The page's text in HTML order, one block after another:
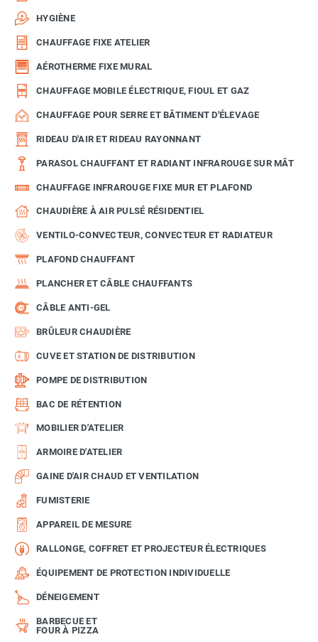
HYGIÈNE
CHAUFFAGE FIXE ATELIER
AÉROTHERME FIXE MURAL
CHAUFFAGE MOBILE ÉLECTRIQUE, FIOUL ET GAZ
CHAUFFAGE POUR SERRE ET BÂTIMENT D'ÉLEVAGE
RIDEAU D'AIR ET RIDEAU RAYONNANT
PARASOL CHAUFFANT ET RADIANT INFRAROUGE SUR MÂT
CHAUFFAGE INFRAROUGE FIXE MUR ET PLAFOND
CHAUDIÈRE À AIR PULSÉ RÉSIDENTIEL
VENTILO-CONVECTEUR, CONVECTEUR ET RADIATEUR
PLAFOND CHAUFFANT
PLANCHER ET CÂBLE CHAUFFANTS
CÂBLE ANTI-GEL
BRÛLEUR CHAUDIÈRE
CUVE ET STATION DE DISTRIBUTION
POMPE DE DISTRIBUTION
BAC DE RÉTENTION
MOBILIER D'ATELIER
ARMOIRE D'ATELIER
GAINE D'AIR CHAUD ET VENTILATION
FUMISTERIE
APPAREIL DE MESURE
RALLONGE, COFFRET ET PROJECTEUR ÉLECTRIQUES
ÉQUIPEMENT DE PROTECTION INDIVIDUELLE
DÉNEIGEMENT
BARBECUE ET
FOUR À PIZZA